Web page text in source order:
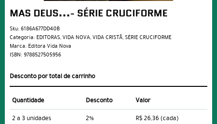
MAS DEUS...- SÉRIE CRUCIFORME
Sku: 6186A677DD40B
Categoria: EDITORAS,VIDA NOVA,VIDA CRISTÃ,SÉRIE CRUCIFORME
Marca: Editora Vida Nova
ISBN: 9788527505956
Desconto por total de carrinho
Quantidade Desconto
Valor
2 a 3 unidades
2% R$ 26,36 (cada)